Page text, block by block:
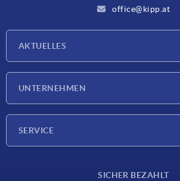
office@kipp.at
AKTUELLES
UNTERNEHMEN
SERVICE
SICHER BEZAHLT